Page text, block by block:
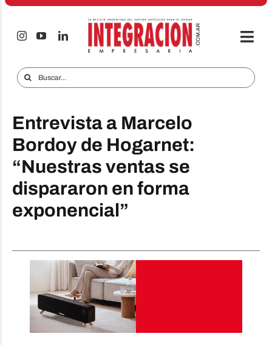
Saltar
Audio & TV
iTECNO
Celulares
Informes Especiales
Buscar:
Entrevista a Marcelo
Bordoy de Hogarnet:
“Nuestras ventas se
dispararon en forma
exponencial”